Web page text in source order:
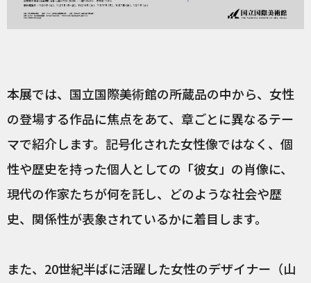
本展では、国立国際美術館の所蔵品の中から、女性
の登場する作品に焦点をあて、章ごとに異なるテー
マで紹介します。記号化された女性像ではなく、個
性や歴史を持った個人としての「彼女」の肖像に、
現代の作家たちが何を託し、どのような社会や歴
史、関係性が表象されているかに着目します。
また、20世紀半ばに活躍した女性のデザイナー（山